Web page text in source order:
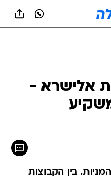
אלישרא -
יחזיק עד 49% מהמניות. בין הקבוצות